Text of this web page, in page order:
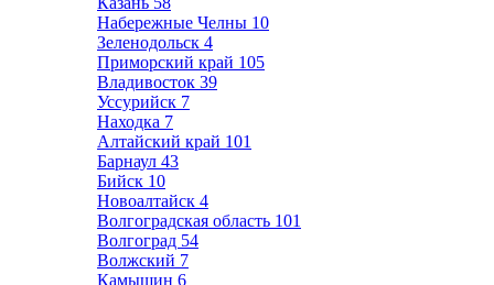
Набережные Челны 10
Зеленодольск 4
Приморский край 105
Владивосток 39
Уссурийск 7
Находка 7
Алтайский край 101
Барнаул 43
Бийск 10
Новоалтайск 4
Волгоградская область 101
Волгоград 54
Волжский 7
Камышин 6